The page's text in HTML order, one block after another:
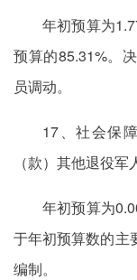
年初预算为
预算的85.31%。
员调动。
17、社会保
（款）其他退役军
年初预算为
于年初预算数的主
编制。